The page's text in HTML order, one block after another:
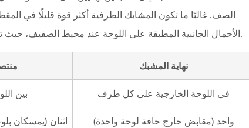
الصف. غالبًا ما تكون المشابك الطرفية أكثر قوة قليلًا في
الأحمال الجانبية المطبقة على اللوحة عند محيط الصفيف، حيث تكون القوى الناتجة عن الرياح في أعلى مستوياتها عادةً.
نهاية المشبك
بين في اللوحة الخارجية على كل طرف
اثنان (يمسكان واحد (مقابض خارج حافة لوحة واحدة)